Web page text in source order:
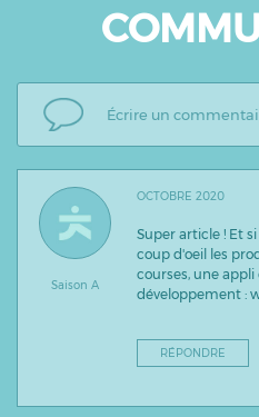
Saison A
OCTOBRE 2020
Super article ! Et
coup d'oeil les
courses, une
développement :
RÉPONDRE